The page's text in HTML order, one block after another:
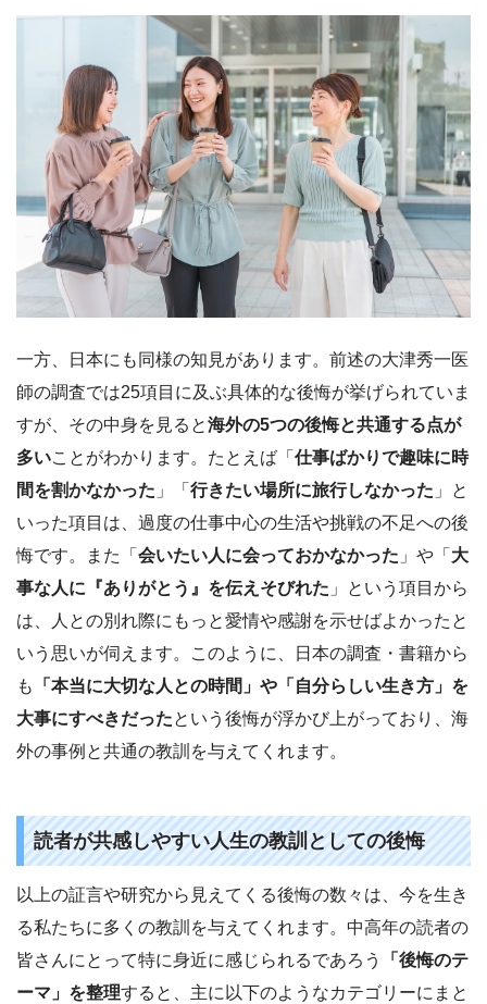
一方、日本にも同様の知見があります。前述の大津秀一医
師の調査では25項目に及ぶ具体的な後悔が挙げられていま
すが、その中身を見ると海外の5つの後悔と共通する点が
多いことがわかります。たとえば「 仕事ばかりで趣味に時
間を割かなかった 」「 行きたい場所に旅行しなかった 」と
いった項目は、過度の仕事中心の生活や挑戦の不足への後
悔です。また「 会いたい人に会っておかなかった 」や「 大
事な人に『ありがとう』を伝えそびれた 」という項目から
は、人との別れ際にもっと愛情や感謝を示せばよかったと
いう思いが伺えます。このように、日本の調査・書籍から
も
「本当に大切な人との時間」や「自分らしい生き方」を
大事にすべきだったという後悔が浮かび上がっており、海
外の事例と共通の教訓を与えてくれます。
読者が共感しやすい人生の教訓としての後悔
以上の証言や研究から見えてくる後悔の数々は、今を生き
る私たちに多くの教訓を与えてくれます。中高年の読者の
皆さんにとって特に身近に感じられるであろう
「後悔のテ
ーマ」を整理すると、主に以下のようなカテゴリーにまと